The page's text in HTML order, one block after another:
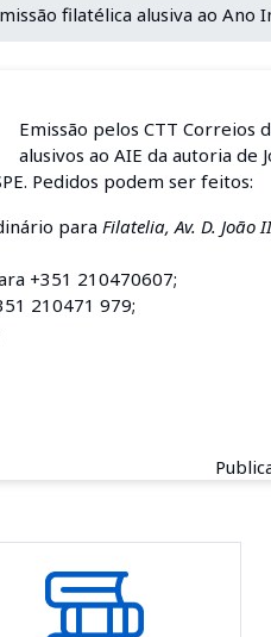
filatélica alusiva ao Ano
Emissão pelos CTT Correios
alusivos ao AIE da autoria de
Pedidos podem ser feitos:
para Filatelia, Av. D. João
+351 210470607;
210471 979;